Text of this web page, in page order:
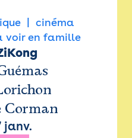
cinéma
voir en famille
Corman
janv.